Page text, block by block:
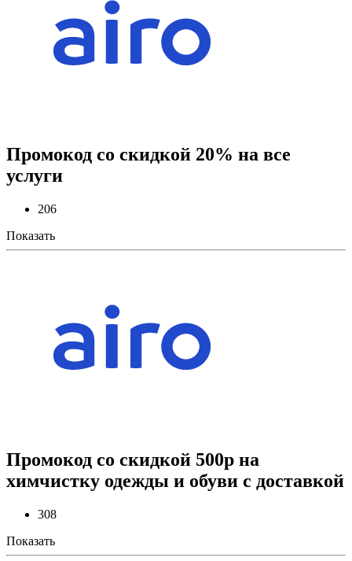
Промокод со скидкой 20% на все
услуги
206
Показать
Промокод со скидкой 500р на
химчистку одежды и обуви с доставкой
308
Показать